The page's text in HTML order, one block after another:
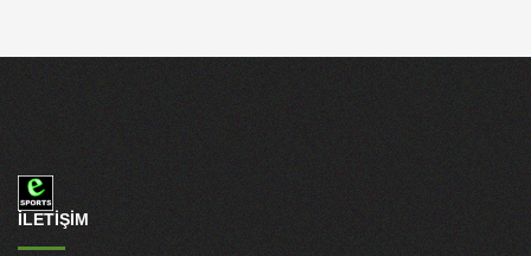
İLETİŞİM